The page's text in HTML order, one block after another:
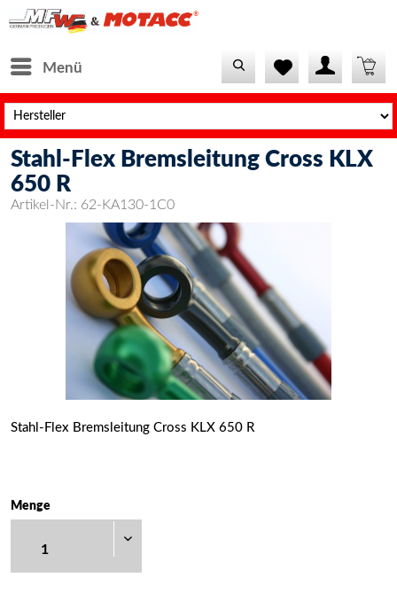
Menü
Stahl-Flex Bremsleitung Cross KLX
650 R
Artikel-Nr.: 62-KA130-1C0
Stahl-Flex Bremsleitung Cross KLX 650 R
Menge